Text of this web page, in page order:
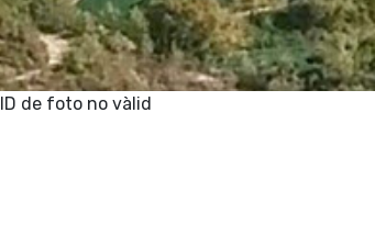
ID de foto no vàlid